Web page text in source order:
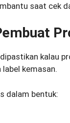
saat cek
kalau
kemasan.
dalam bentuk: